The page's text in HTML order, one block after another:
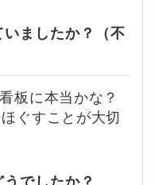
ましたか？（不
板に本当かな？
ぐすことが大切